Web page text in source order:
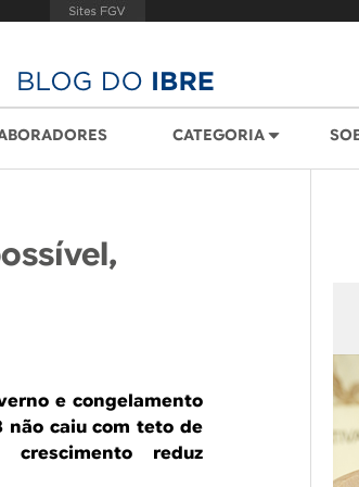
CATEGORIA
e congelamento
não caiu com teto de
reduz